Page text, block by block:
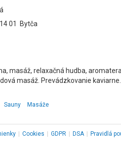
01 Bytča
masáž, relaxačná hudba,
masáž. Prevádzkovanie kaviarne.
Sauny Masáže
Cookies GDPR DSA Pravidlá